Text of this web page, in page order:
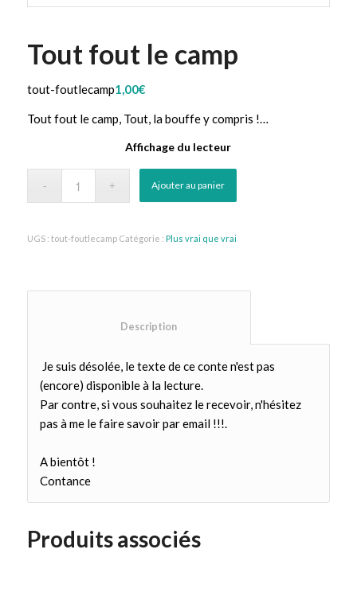
Tout fout le camp
tout-foutlecamp1,00€
Tout fout le camp, Tout, la bouffe y compris !…
Affichage du lecteur
Ajouter au panier
UGS : tout-foutlecamp Catégorie : Plus vrai que vrai
						Description
Je suis désolée, le texte de ce conte n'est pas
(encore) disponible à la lecture.
Par contre, si vous souhaitez le recevoir, n'hésitez
pas à me le faire savoir par email !!!.
A bientôt !
Contance
Produits associés